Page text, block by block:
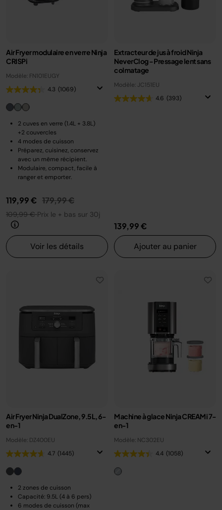
Air Fryer modulaire en verre Ninja
CRISPi
Modèle: FN101EUGY
4.3 (1069)
2 cuves en verre (1.4L + 3.8L)
+2 couvercles
4 modes de cuisson
Préparez, cuisinez, conservez
avec un même récipient.
Modulaire, compact, facile à
ranger et emporter.
119,99 € Prix réduit de
179,99 €au
109,99 €Prix le + bas sur 30j
Voir les détails
Extracteur de jus à froid Ninja
NeverClog - Pressage lent sans
colmatage
Modèle: JC151EU
4.6 (393)
139,99 €
Ajouter au panier
Air Fryer Ninja DualZone, 9.5L, 6-
en-1
Modèle: DZ400EU
4.7 (1445)
2 zones de cuisson
Capacité: 9.5L (4 à 6 pers)
6 modes de cuisson (max
Machine à glace Ninja CREAMi 7-
en-1
Modèle: NC302EU
4.4 (1058)